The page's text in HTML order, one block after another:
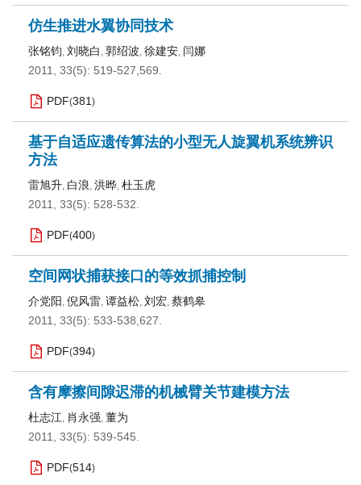
仿生推进水翼协同技术
张铭钧, 刘晓白 , 郭绍波, 徐建安, 闫娜
2011, 33(5): 519-527,569.
PDF(381 )
基于自适应遗传算法的小型无人旋翼机系统辨识
方法
雷旭升, 白浪, 洪晔, 杜玉虎
2011, 33(5): 528-532.
PDF(400)
空间网状捕获接口的等效抓捕控制
介党阳, 倪风雷, 谭益松, 刘宏, 蔡鹤皋
2011, 33(5): 533-538,627.
PDF(394)
含有摩擦间隙迟滞的机械臂关节建模方法
杜志江, 肖永强, 董为
2011, 33(5): 539-545.
PDF(514)